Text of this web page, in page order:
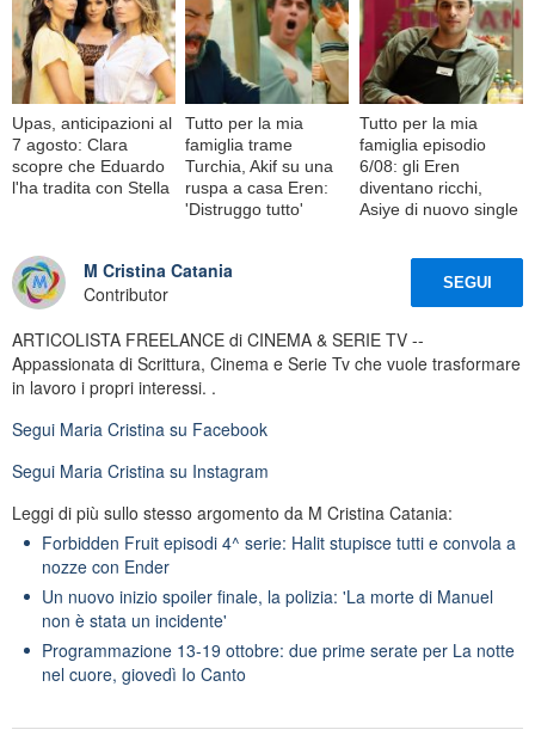
Upas, anticipazioni al
7 agosto: Clara
scopre che Eduardo
l'ha tradita con Stella
Tutto per la mia
famiglia trame
Turchia, Akif su una
ruspa a casa Eren:
'Distruggo tutto'
Tutto per la mia
famiglia episodio
6/08: gli Eren
diventano ricchi,
Asiye di nuovo single
M Cristina Catania
Contributor
SEGUI
ARTICOLISTA FREELANCE di CINEMA & SERIE TV --
Appassionata di Scrittura, Cinema e Serie Tv che vuole trasformare
in lavoro i propri interessi. .
Segui Maria Cristina su Facebook
Segui Maria Cristina su Instagram
Leggi di più sullo stesso argomento da M Cristina Catania:
Forbidden Fruit episodi 4^ serie: Halit stupisce tutti e convola a
nozze con Ender
Un nuovo inizio spoiler finale, la polizia: 'La morte di Manuel
non è stata un incidente'
Programmazione 13-19 ottobre: due prime serate per La notte
nel cuore, giovedì Io Canto